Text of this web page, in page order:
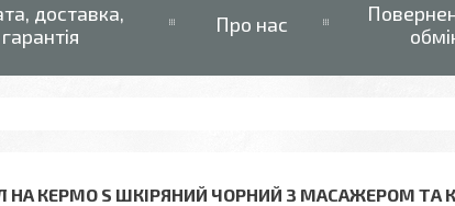
доставка,
гарантія
Про нас
НА КЕРМО S ШКІРЯНИЙ ЧОРНИЙ З МАСАЖЕРОМ ТА